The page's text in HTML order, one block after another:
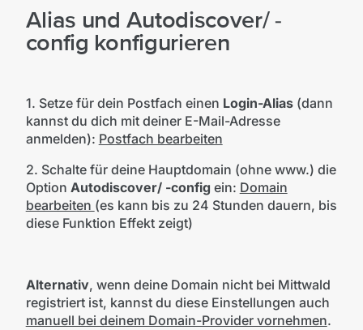
Alias und Autodiscover/ -
config konfigurieren
1. Setze für dein Postfach einen Login-Alias (dann
kannst du dich mit deiner E-Mail-Adresse
anmelden): Postfach bearbeiten
2. Schalte für deine Hauptdomain (ohne www.) die
Option Autodiscover/ -config ein: Domain
bearbeiten (es kann bis zu 24 Stunden dauern, bis
diese Funktion Effekt zeigt)
Alternativ, wenn deine Domain nicht bei Mittwald
registriert ist, kannst du diese Einstellungen auch
manuell bei deinem Domain-Provider vornehmen.